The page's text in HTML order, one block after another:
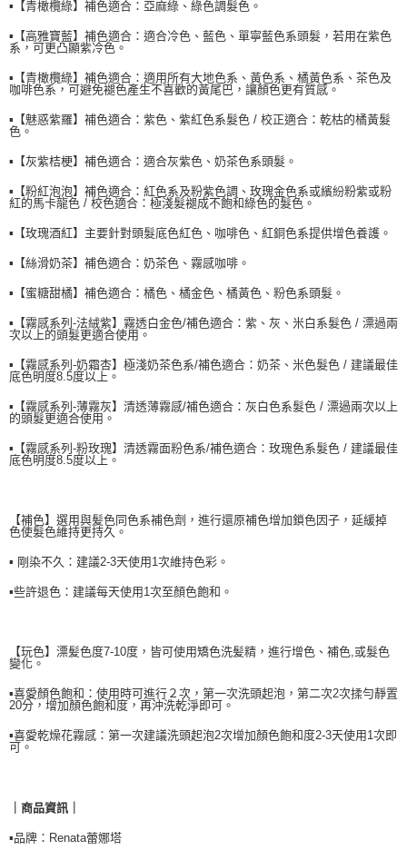
權轉讓予恩沛科技股份有限公司。
２．關於個人資料處理事宜，請瀏覽以下網址：
３．未成年的使用者請事先徵得法定代理人或監護人之同意方可使用
「AFTEE先享後付」，若未經同意申辦者引起之損失，本公司不負相關責
任。
４．使用「AFTEE先享後付」時，將依據個別帳號之用戶狀況，依本公司即
請求用戶進行身份認證。
恩沛科技股份有限公司將有權停止該用戶之使用額度並採取法律行動。
台灣【離島宅配】
貨到付款
每筆NT$90，滿NT$999(含以上)免運費
海外宅配
▪️【青橄欖綠】補色適合：亞麻綠、綠色調髮色。
▪️【高雅寶藍】補色適合：適合冷色、藍色、單寧藍色系頭髮，若用在紫色
系，可更凸顯紫冷色。
▪️【青橄欖綠】補色適合：適用所有大地色系、黃色系、橘黃色系、茶色及
咖啡色系，可避免褪色產生不喜歡的黃尾巴，讓顏色更有質感。
▪️【魅惑紫羅】補色適合：紫色、紫紅色系髮色 / 校正適合：乾枯的橘黃髮
色。
▪️【灰紫桔梗】補色適合：適合灰紫色、奶茶色系頭髮。
▪️【粉紅泡泡】補色適合：紅色系及粉紫色調、玫瑰金色系或繽紛粉紫或粉
紅的馬卡龍色 / 校色適合：極淺髮褪成不飽和綠色的髮色。
▪️【玫瑰酒紅】主要針對頭髮底色紅色、咖啡色、紅銅色系提供增色養護。
▪️【絲滑奶茶】補色適合：奶茶色、霧感咖啡。
▪️【蜜糖甜橘】補色適合：橘色、橘金色、橘黃色、粉色系頭髮。
▪️【霧感系列-法絨紫】霧透白金色/補色適合：紫、灰、米白系髮色 / 漂過兩
次以上的頭髮更適合使用。
▪️【霧感系列-奶霜杏】極淺奶茶色系/補色適合：奶茶、米色髮色 / 建議最佳
底色明度8.5度以上。
▪️【霧感系列-薄霧灰】清透薄霧感/補色適合：灰白色系髮色 / 漂過兩次以上
的頭髮更適合使用。
▪️【霧感系列-粉玫瑰】清透霧面粉色系/補色適合：玫瑰色系髮色 / 建議最佳
底色明度8.5度以上。
【補色】選用與髪色同色系補色劑，進行還原補色增加鎖色因子，延緩掉
色使髮色維持更持久。
▪️ 剛染不久：建議2-3天使用1次維持色彩。
▪️些許退色：建議每天使用1次至顏色飽和。
【玩色】漂髪色度7-10度，皆可使用矯色洗髪精，進行增色、補色,或髮色
變化。
▪️喜愛顏色飽和：使用時可進行２次，第一次洗頭起泡，第二次2次揉勻靜置
20分，增加顏色飽和度，再沖洗乾淨即可。
▪️喜愛乾燥花霧感：第一次建議洗頭起泡2次增加顏色飽和度2-3天使用1次即
可。
｜商品資訊｜
▪️品牌：Renata蕾娜塔